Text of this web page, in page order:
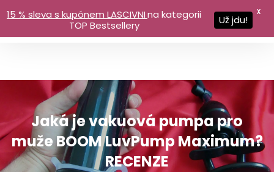
Jaká je vakuová pumpa pro
muže BOOM LuvPump Maximum?
RECENZE
15 % sleva s kupónem LASCIVNIna kategorii
TOP Bestsellery
Už jdu!
X